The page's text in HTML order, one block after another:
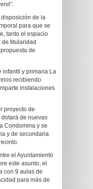
de la
para que se
tanto el espacio
titularidad
de
infantil y primaria La
recibiendo
instalaciones
proyecto de
de nuevas
Condomina y se
y de secundaria
el Ayuntamiento
este asunto, el
con 9 aulas de
para más de